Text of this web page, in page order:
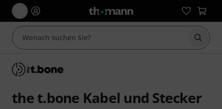
Suche
the t.bone Kabel und Stecker